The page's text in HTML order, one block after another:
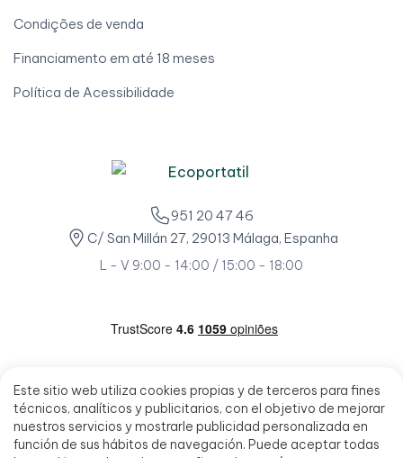
Este sitio web utiliza cookies propias y de terceros para fines
técnicos, analíticos y publicitarios, con el objetivo de mejorar
nuestros servicios y mostrarle publicidad personalizada en
función de sus hábitos de navegación. Puede aceptar todas
Condições de venda
Financiamento em até 18 meses
Política de Acessibilidade
951 20 47 46
C/ San Millán 27, 29013 Málaga, Espanha
L - V 9:00 - 14:00 / 15:00 - 18:00